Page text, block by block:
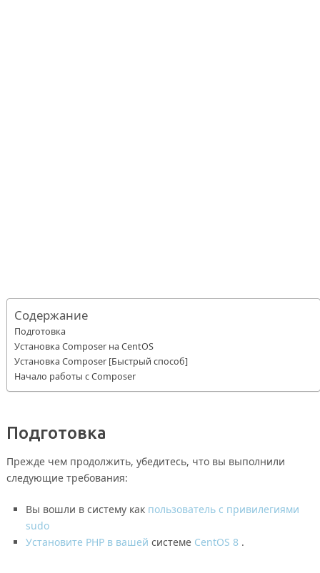
Содержание
Подготовка
Установка Composer на CentOS
Установка Composer [Быстрый способ]
Начало работы с Composer
Подготовка
Прежде чем продолжить, убедитесь, что вы выполнили
следующие требования:
Вы вошли в систему как пользователь с привилегиями
sudo
Установите PHP в вашей системе CentOS 8.